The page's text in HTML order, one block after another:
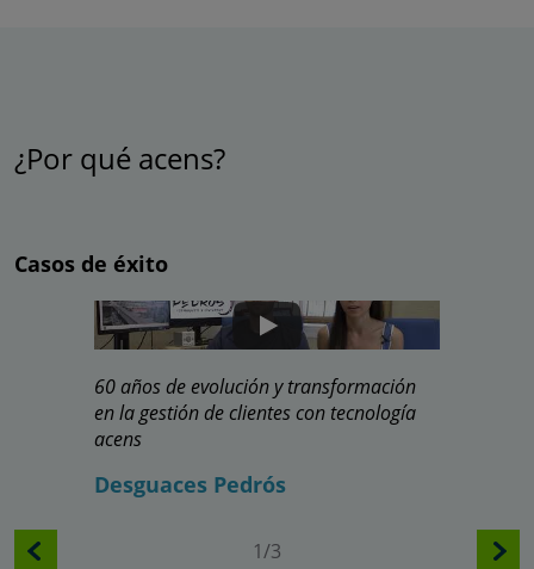
¿Por qué acens?
Casos de éxito
60 años de evolución y transformación
en la gestión de clientes con tecnología
acens
Desguaces Pedrós
1/3